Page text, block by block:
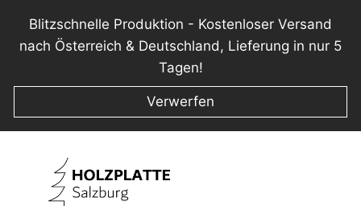
Blitzschnelle Produktion - Kostenloser Versand
nach Österreich & Deutschland, Lieferung in nur 5
Tagen!
Verwerfen
springen